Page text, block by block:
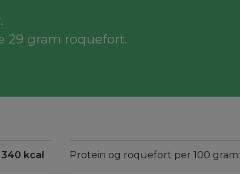
29 gram roquefort.
340 kcal Protein og roquefort per 100 gram: